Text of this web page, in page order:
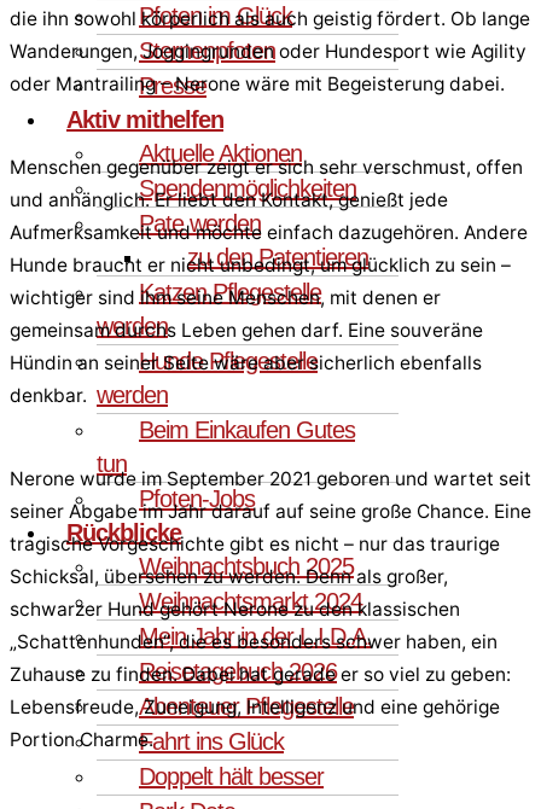
Pfoten im Glück
Sternenpfoten
Presse
Aktiv mithelfen
Aktuelle Aktionen
Spendenmöglichkeiten
Pate werden
zu den Patentieren
Katzen Pflegestelle
werden
Hunde Pflegestelle
werden
Beim Einkaufen Gutes
tun
Pfoten-Jobs
Rückblicke
Weihnachtsbuch 2025
Weihnachtsmarkt 2024
Mein Jahr in der L.I.D.A.
Reisetagebuch 2026
Abenteuer Pflegestelle
Fahrt ins Glück
Doppelt hält besser
die ihn sowohl körperlich als auch geistig fördert. Ob lange
Wanderungen, Joggingrunden oder Hundesport wie Agility
oder Mantrailing – Nerone wäre mit Begeisterung dabei.
Menschen gegenüber zeigt er sich sehr verschmust, offen
und anhänglich. Er liebt den Kontakt, genießt jede
Aufmerksamkeit und möchte einfach dazugehören. Andere
Hunde braucht er nicht unbedingt, um glücklich zu sein –
wichtiger sind ihm seine Menschen, mit denen er
gemeinsam durchs Leben gehen darf. Eine souveräne
Hündin an seiner Seite wäre aber sicherlich ebenfalls
denkbar.
Nerone wurde im September 2021 geboren und wartet seit
seiner Abgabe im Jahr darauf auf seine große Chance. Eine
tragische Vorgeschichte gibt es nicht – nur das traurige
Schicksal, übersehen zu werden. Denn als großer,
schwarzer Hund gehört Nerone zu den klassischen
„Schattenhunden“, die es besonders schwer haben, ein
Zuhause zu finden. Dabei hat gerade er so viel zu geben:
Lebensfreude, Zuneigung, Intelligenz und eine gehörige
Portion Charme.